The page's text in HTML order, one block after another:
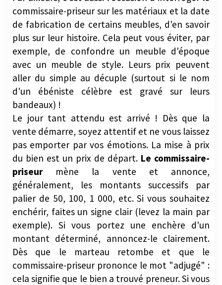
commissaire-priseur sur les matériaux et la date
de fabrication de certains meubles, d'en savoir
plus sur leur histoire. Cela peut vous éviter, par
exemple, de confondre un meuble d'époque
avec un meuble de style. Leurs prix peuvent
aller du simple au décuple (surtout si le nom
d'un ébéniste célèbre est gravé sur leurs
bandeaux) !
Le jour tant attendu est arrivé ! Dès que la
vente démarre, soyez attentif et ne vous laissez
pas emporter par vos émotions. La mise à prix
du bien est un prix de départ. Le commissaire-
priseurmène la vente et annonce,
généralement, les montants successifs par
palier de 50, 100, 1 000, etc. Si vous souhaitez
enchérir, faites un signe clair (levez la main par
exemple). Si vous portez une enchère d'un
montant déterminé, annoncez-le clairement.
Dès que le marteau retombe et que le
commissaire-priseur prononce le mot "adjugé" :
cela signifie que le bien a trouvé preneur. Si vous